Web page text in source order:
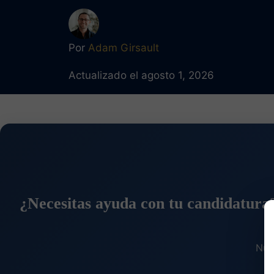
Por Adam Girsault
Actualizado el agosto 1, 2026
¿Necesitas ayuda con tu